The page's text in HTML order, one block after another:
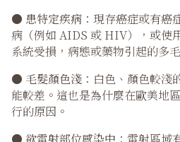
● 患特定疾病 ：現存癌症或有癌
病（例如 AIDS 或 HIV），或使
系統受損，病態或藥物引起的多
● 毛髮顏色淺 ：白色、顏色較淺
能較差。這也是為什麼在歐美地
行的原因。
● 欲雷射部位感染中 ：雷射區域